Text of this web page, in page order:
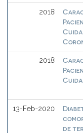
2018
2018
13-Feb-2020
de